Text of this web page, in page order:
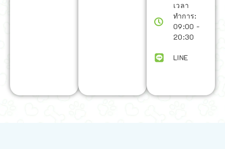
เวลา
ทำการ:
09:00 -
20:30
LINE